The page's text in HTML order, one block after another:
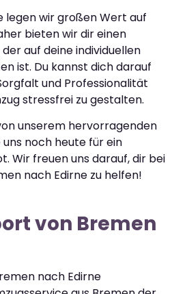
legen wir großen Wert auf
bieten wir dir einen
auf deine individuellen
ist. Du kannst dich darauf
und Professionalität
stressfrei zu gestalten.
unserem hervorragenden
noch heute für ein
Wir freuen uns darauf, dir bei
nach Edirne zu helfen!
von Bremen
nach Edirne